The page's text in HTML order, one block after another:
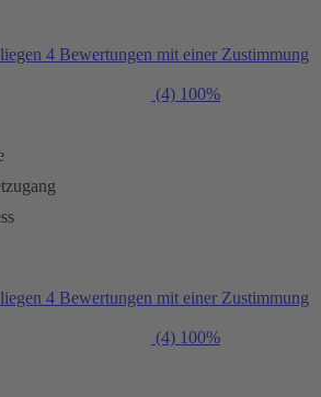
4 Bewertungen mit einer Zustimmung
(4) 100%
4 Bewertungen mit einer Zustimmung
(4) 100%